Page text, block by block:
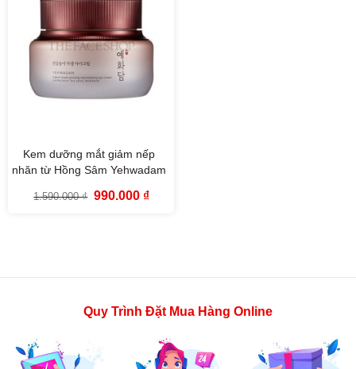
Kem dưỡng mắt giảm nếp
nhăn từ Hồng Sâm Yehwadam
Rejuvenating Eye Cream
1.590.000₫ Giá
990.000 ₫Giá
Quy Trình Đặt Mua Hàng Online